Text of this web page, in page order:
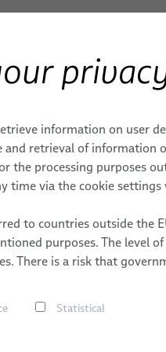
МАШИНЫ
information on user
retrieval of information
the processing purposes
time via the cookie
to countries outside the
purposes. The level
There is a risk that
Statistical